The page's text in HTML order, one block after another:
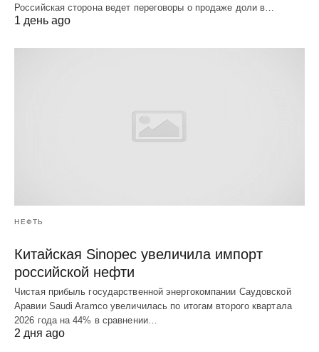
Российская сторона ведет переговоры о продаже доли в…
1 день ago
НЕФТЬ
Китайская Sinopec увеличила импорт
российской нефти
Чистая прибыль государственной энергокомпании Саудовской
Аравии Saudi Aramco увеличилась по итогам второго квартала
2026 года на 44% в сравнении…
2 дня ago